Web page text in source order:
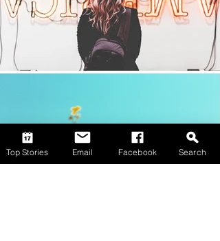
Top Stories Email Facebook Search